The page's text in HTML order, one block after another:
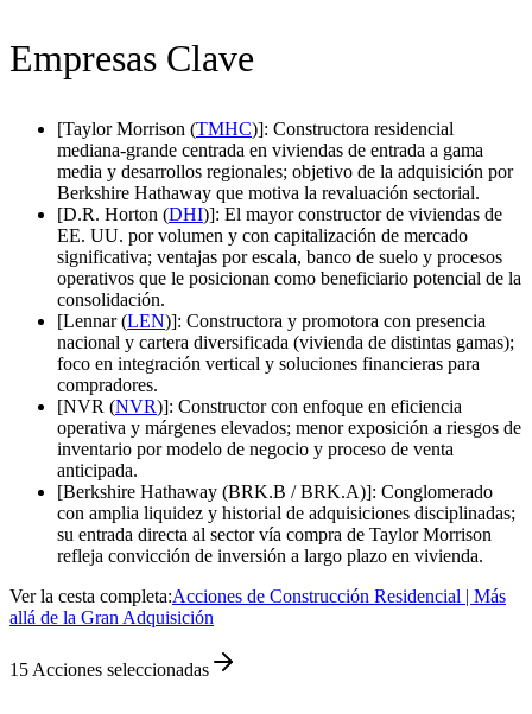
Empresas Clave
[Taylor Morrison (TMHC)]: Constructora residencial
mediana-grande centrada en viviendas de entrada a gama
media y desarrollos regionales; objetivo de la adquisición por
Berkshire Hathaway que motiva la revaluación sectorial.
[D.R. Horton (DHI)]: El mayor constructor de viviendas de
EE. UU. por volumen y con capitalización de mercado
significativa; ventajas por escala, banco de suelo y procesos
operativos que le posicionan como beneficiario potencial de la
consolidación.
[Lennar (LEN)]: Constructora y promotora con presencia
nacional y cartera diversificada (vivienda de distintas gamas);
foco en integración vertical y soluciones financieras para
compradores.
[NVR (NVR)]: Constructor con enfoque en eficiencia
operativa y márgenes elevados; menor exposición a riesgos de
inventario por modelo de negocio y proceso de venta
anticipada.
[Berkshire Hathaway (BRK.B / BRK.A)]: Conglomerado
con amplia liquidez y historial de adquisiciones disciplinadas;
su entrada directa al sector vía compra de Taylor Morrison
refleja convicción de inversión a largo plazo en vivienda.
Ver la cesta completa:Acciones de Construcción Residencial | Más
allá de la Gran Adquisición
15 Acciones seleccionadas